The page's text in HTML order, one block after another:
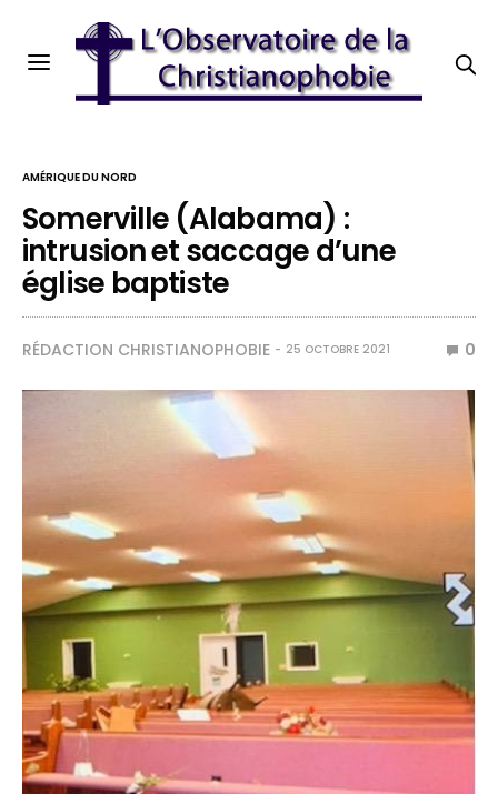
AMÉRIQUE DU NORD
Somerville (Alabama) :
intrusion et saccage d’une
église baptiste
RÉDACTION CHRISTIANOPHOBIE 25 OCTOBRE 2021 0